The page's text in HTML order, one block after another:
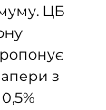
ЦБ
з